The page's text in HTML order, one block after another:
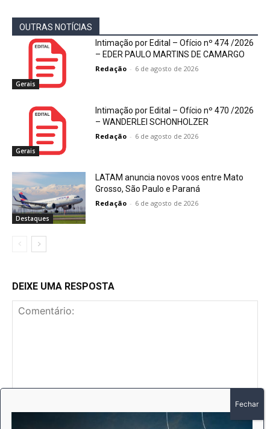
OUTRAS NOTÍCIAS
Gerais
Intimação por Edital – Ofício nº 474 /2026
– EDER PAULO MARTINS DE CAMARGO
Redação - 6 de agosto de 2026
Gerais
Intimação por Edital – Ofício nº 470 /2026
– WANDERLEI SCHONHOLZER
Redação - 6 de agosto de 2026
Destaques
LATAM anuncia novos voos entre Mato
Grosso, São Paulo e Paraná
Redação - 6 de agosto de 2026
DEIXE UMA RESPOSTA